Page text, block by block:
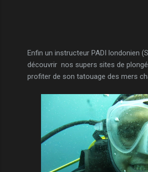
Enfin un instructeur PADI londonien
découvrir nos supers sites de
profiter de son tatouage des mers